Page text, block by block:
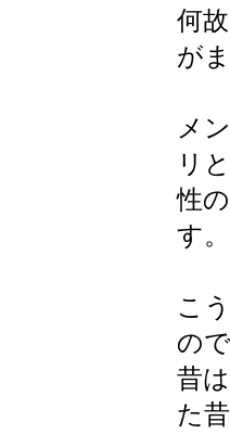
何
が
メ
リ
性
す。
こ
の
昔
た